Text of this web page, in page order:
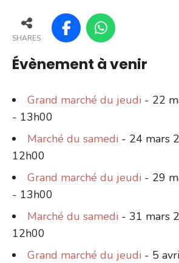
SHARES
Évènement à venir
Grand marché du jeudi - 22
- 13h00
Marché du samedi - 24 mars
12h00
Grand marché du jeudi - 29
- 13h00
Marché du samedi - 31 mars
12h00
Grand marché du jeudi - 5